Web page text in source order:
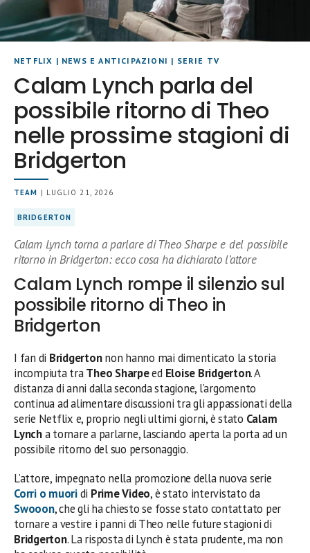
NETFLIX | NEWS E ANTICIPAZIONI | SERIE TV
Calam Lynch parla del
possibile ritorno di Theo
nelle prossime stagioni di
Bridgerton
TEAM | LUGLIO 21, 2026
BRIDGERTON
Calam Lynch torna a parlare di Theo Sharpe e del possibile
ritorno in Bridgerton: ecco cosa ha dichiarato l’attore
Calam Lynch rompe il silenzio sul
possibile ritorno di Theo in
Bridgerton
I fan di Bridgertonnon hanno mai dimenticato la storia
incompiuta traTheo Sharpeed Eloise Bridgerton. A
distanza di anni dalla seconda stagione, l’argomento
continua ad alimentare discussioni tra gli appassionati della
serie Netflix e, proprio negli ultimi giorni, è stato Calam
Lyncha tornare a parlarne, lasciando aperta la porta ad un
possibile ritorno del suo personaggio.
L’attore, impegnato nella promozione della nuova serie
Corri o muoridi Prime Video, è stato intervistato da
Swooon, che gli ha chiesto se fosse stato contattato per
tornare a vestire i panni di Theo nelle future stagioni di
Bridgerton. La risposta di Lynch è stata prudente, ma non